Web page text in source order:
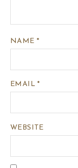
NAME *
EMAIL*
WEBSITE